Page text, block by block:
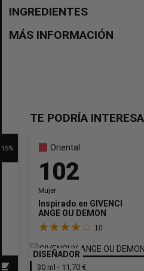
INGREDIENTES
MÁS INFORMACIÓN
TE PODRÍA
Oriental
102
Mujer
Inspirado en GIVENCHY
ANGE OU DEMON
10
DISEÑADOR